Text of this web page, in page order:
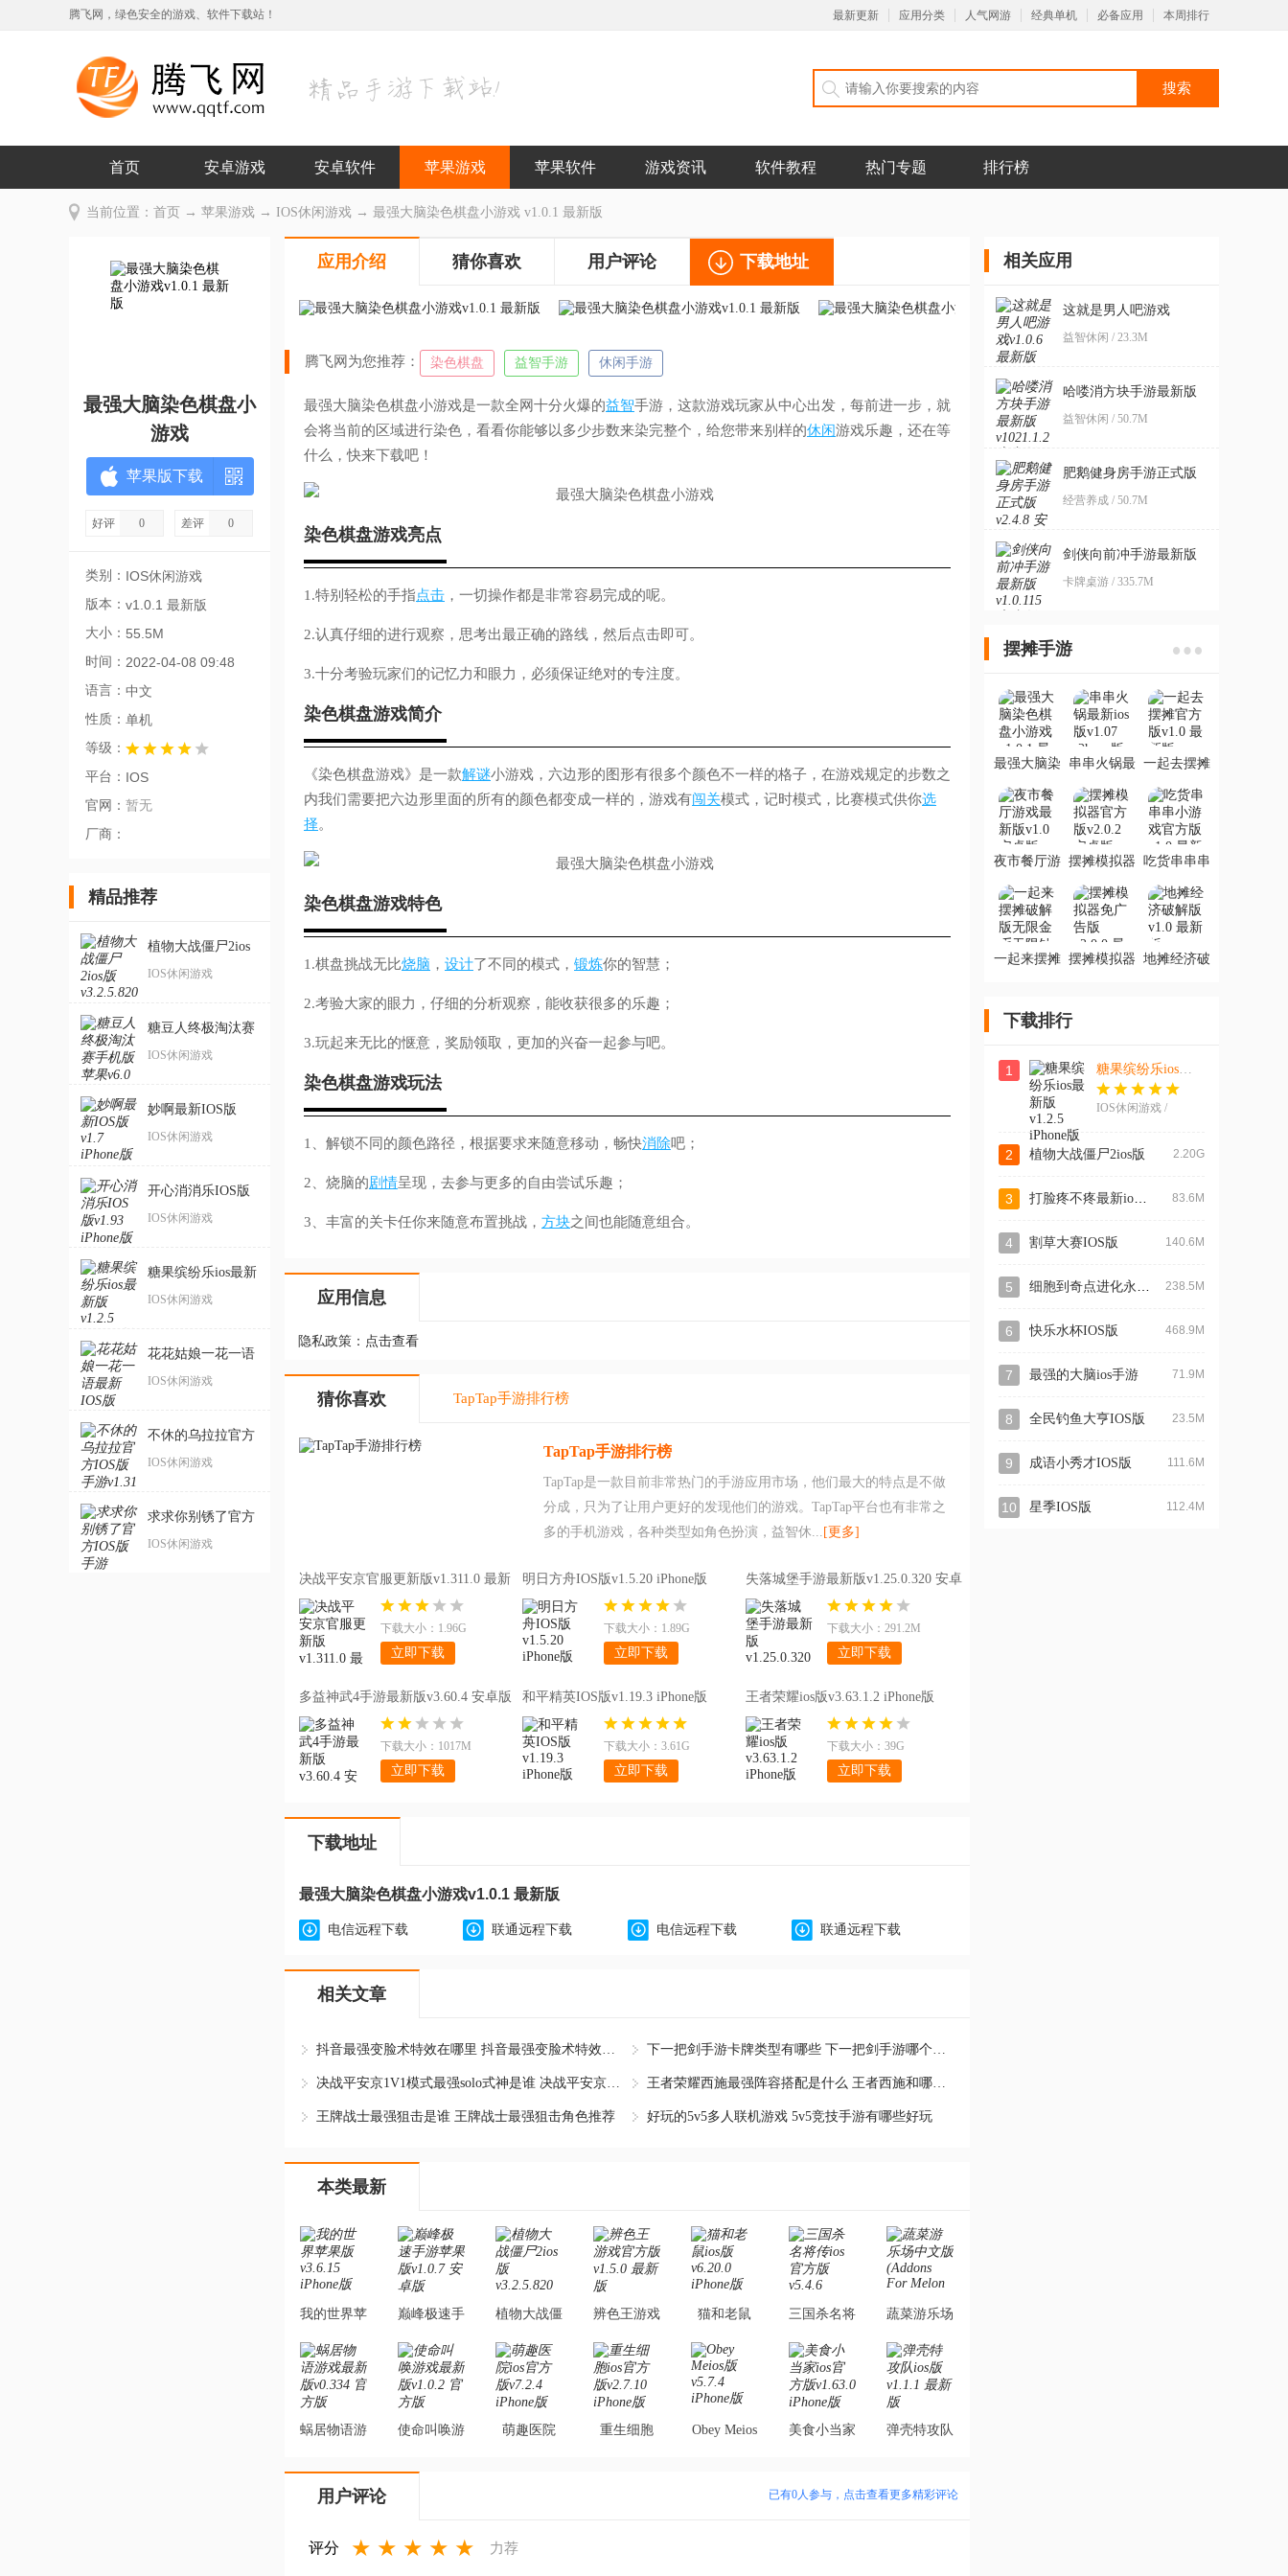
腾飞网，绿色安全的游戏、软件下载站！ 最新更新 应用分类 人气网游 经典单机 必备应用 本周排行
首页 安卓游戏 安卓软件 苹果游戏 苹果软件 游戏资讯 软件教程 热门专题 排行榜
当前位置： 首页 → 苹果游戏 → IOS休闲游戏 → 最强大脑染色棋盘小游戏 v1.0.1 最新版
最强大脑染色棋盘小
游戏
苹果版下载
好评 0 差评 0
类别： IOS休闲游戏
版本： v1.0.1 最新版
大小： 55.5M
时间： 2022-04-08 09:48
语言： 中文
性质： 单机
等级：
平台： IOS
官网： 暂无
厂商：
精品推荐
植物大战僵尸2ios
版
IOS休闲游戏
糖豆人终极淘汰赛
手机版苹果
IOS休闲游戏
妙啊最新IOS版
IOS休闲游戏
开心消消乐IOS版
IOS休闲游戏
糖果缤纷乐ios最新
版
IOS休闲游戏
花花姑娘一花一语
最新IOS版
IOS休闲游戏
不休的乌拉拉官方
IOS版手游
IOS休闲游戏
求求你别锈了官方
IOS版手游
IOS休闲游戏
应用介绍 猜你喜欢 用户评论 下载地址
腾飞网为您推荐： 染色棋盘 益智手游 休闲手游
最强大脑染色棋盘小游戏是一款全网十分火爆的益智手游，这款游戏玩家从中心出发，每前进一步，就
会将当前的区域进行染色，看看你能够以多少步数来染完整个，给您带来别样的休闲游戏乐趣，还在等
什么，快来下载吧！
染色棋盘游戏亮点
1.特别轻松的手指点击 ，一切操作都是非常容易完成的呢。
2.认真仔细的进行观察，思考出最正确的路线，然后点击即可。
3.十分考验玩家们的记忆力和眼力，必须保证绝对的专注度。
染色棋盘游戏简介
《染色棋盘游戏》是一款解谜小游戏，六边形的图形有很多个颜色不一样的格子，在游戏规定的步数之
内我们需要把六边形里面的所有的颜色都变成一样的，游戏有闯关模式，记时模式，比赛模式供你选
择。
染色棋盘游戏特色
1.棋盘挑战无比烧脑 ， 设计了不同的模式， 锻炼你的智慧；
2.考验大家的眼力，仔细的分析观察，能收获很多的乐趣；
3.玩起来无比的惬意，奖励领取，更加的兴奋一起参与吧。
染色棋盘游戏玩法
1、解锁不同的颜色路径，根据要求来随意移动，畅快消除吧；
2、烧脑的剧情呈现，去参与更多的自由尝试乐趣；
3、丰富的关卡任你来随意布置挑战， 方块之间也能随意组合。
应用信息
隐私政策： 点击查看
猜你喜欢 TapTap手游排行榜
TapTap手游排行榜
TapTap是一款目前非常热门的手游应用市场，他们最大的特点是不做
分成，只为了让用户更好的发现他们的游戏。TapTap平台也有非常之
多的手机游戏，各种类型如角色扮演，益智休... [更多]
决战平安京官服更新版v1.311.0 最新
版
下载大小：1.96G
立即下载
明日方舟IOS版v1.5.20 iPhone版
下载大小：1.89G
立即下载
失落城堡手游最新版v1.25.0.320 安卓
版
下载大小：291.2M
立即下载
多益神武4手游最新版v3.60.4 安卓版
下载大小：1017M
立即下载
和平精英IOS版v1.19.3 iPhone版
下载大小：3.61G
立即下载
王者荣耀ios版v3.63.1.2 iPhone版
下载大小：39G
立即下载
下载地址
最强大脑染色棋盘小游戏v1.0.1 最新版
电信远程下载 联通远程下载 电信远程下载 联通远程下载
相关文章
抖音最强变脸术特效在哪里 抖音最强变脸术特效的BGM背 下一把剑手游卡牌类型有哪些 下一把剑手游哪个卡牌最好
决战平安京1V1模式最强solo式神是谁 决战平安京1V1模式 王者荣耀西施最强阵容搭配是什么 王者西施和哪个英雄搭
王牌战士最强狙击是谁 王牌战士最强狙击角色推荐 好玩的5v5多人联机游戏 5v5竞技手游有哪些好玩
本类最新
我的世界苹
v3.6.15
iPhone版
巅峰极速手
游苹果版
v1.0.7 安卓
版
植物大战僵
尸2ios版
v3.2.5.820
iPhone版
辨色王游戏
v1.5.0 最新
版
猫和老鼠
v6.20.0
iPhone版
三国杀名将
传ios官方
版v5.4.6
iPhone版
蔬菜游乐场
(Addons
For Melon
最新版
蜗居物语游
方版
使命叫唤游
萌趣医院
重生细胞
Obey Meios
美食小当家
iPhone版
弹壳特攻队
用户评论 已有0人参与，点击查看更多精彩评论
评分 ★ ★ ★ ★ ★ 力荐
相关应用
这就是男人吧游戏
益智休闲 / 23.3M
哈喽消方块手游最新版
益智休闲 / 50.7M
肥鹅健身房手游正式版
经营养成 / 50.7M
剑侠向前冲手游最新版
卡牌桌游 / 335.7M
摆摊手游
最强大脑染
戏
串串火锅最 一起去摆摊
夜市餐厅游 摆摊模拟器 吃货串串串
版
一起来摆摊 摆摊模拟器 地摊经济破
下载排行
1 糖果缤纷乐ios最新版
IOS休闲游戏 /
2 植物大战僵尸2ios版 2.20G
3 83.6M
4 割草大赛IOS版 140.6M
5 238.5M
6 快乐水杯IOS版 468.9M
7 最强的大脑ios手游 71.9M
8 全民钓鱼大亨IOS版 23.5M
9 成语小秀才IOS版 111.6M
10 星季IOS版 112.4M